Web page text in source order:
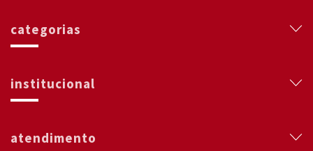
categorias
institucional
atendimento